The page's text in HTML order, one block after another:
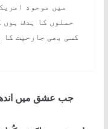
میں موجود
حملوں کا ہدف ہوں
کسی بھی جارحیت کا
جب عشق میں